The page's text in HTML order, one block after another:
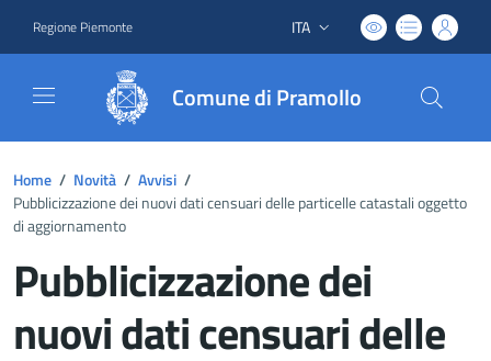
Regione Piemonte Lingua attiva:
ITA
Comune di Pramollo
Home / Novità / Avvisi /
Pubblicizzazione dei nuovi dati censuari delle particelle catastali oggetto
di aggiornamento
Pubblicizzazione dei
nuovi dati censuari delle